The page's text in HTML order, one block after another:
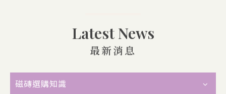
Latest News
最新消息
磁磚選購知識